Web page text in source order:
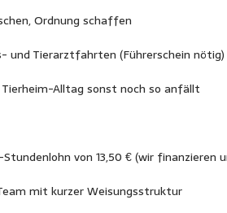
Ordnung schaffen
und Tierarztfahrten (Führerschein nötig)
Alltag sonst noch so anfällt
von 13,50 € (wir finanzieren
mit kurzer Weisungsstruktur